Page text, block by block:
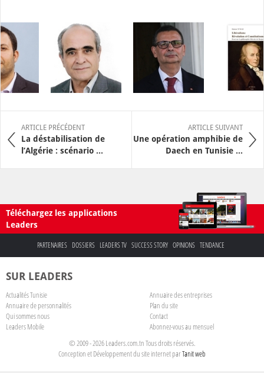
ARTICLE PRÉCÉDENT
La déstabilisation de
l’Algérie : scénario ...
ARTICLE SUIVANT
Une opération amphibie de
Daech en Tunisie ...
Téléchargez les applications
Leaders
PARTENAIRES DOSSIERS LEADERS TV SUCCESS STORY OPINIONS TENDANCE
SUR LEADERS
Actualités Tunisie
Annuaire des entreprises
Annuaire de personnalités
Plan du site
Qui sommes nous
Contact
Leaders Mobile
Abonnez-vous au mensuel
© 2009 - 2026 Leaders.com.tn Tous droits réservés.
Conception et Développement du site internet parTanit web